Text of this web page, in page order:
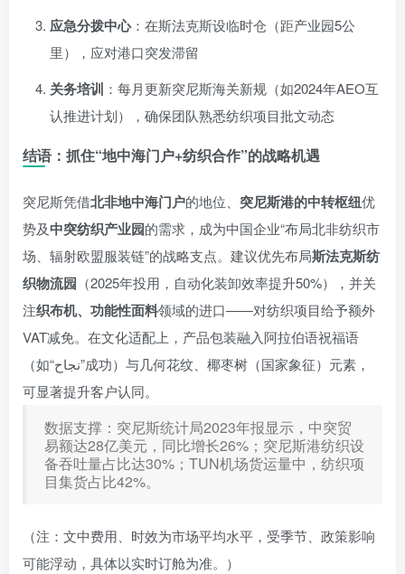
应急分拨中心：在斯法克斯设临时仓（距产业园5公
里），应对港口突发滞留
关务培训 ：每月更新突尼斯海关新规（如2024年AEO互
认推进计划），确保团队熟悉纺织项目批文动态
结语：抓住“地中海门户+纺织合作”的战略机遇
突尼斯凭借北非地中海门户的地位、 突尼斯港的中转枢纽优
势及中突纺织产业园的需求，成为中国企业“布局北非纺织市
场、辐射欧盟服装链”的战略支点。建议优先布局斯法克斯纺
织物流园 （2025年投用，自动化装卸效率提升50%），并关
注织布机、功能性面料领域的进口——对纺织项目给予额外
VAT减免。在文化适配上，产品包装融入阿拉伯语祝福语
（如“نجاح”成功）与几何花纹、椰枣树（国家象征）元素，
可显著提升客户认同。
数据支撑：突尼斯统计局2023年报显示，中突贸
易额达28亿美元，同比增长26%；突尼斯港纺织设
备吞吐量占比达30%；TUN机场货运量中，纺织项
目集货占比42%。
（注：文中费用、时效为市场平均水平，受季节、政策影响
可能浮动，具体以实时订舱为准。）